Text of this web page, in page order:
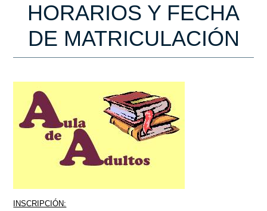
HORARIOS Y FECHA
DE MATRICULACIÓN
INSCRIPCIÓN: